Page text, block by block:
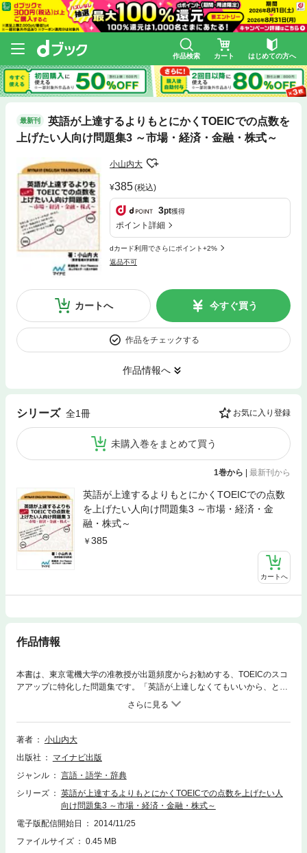
作品検索 カート はじめての方へ
最新刊
英語が上達するよりもとにかくTOEICでの点数を
上げたい人向け問題集3 ～市場・経済・金融・株式～
小山内大
385(税込)
3pt獲得
ポイント詳細
dカード利用でさらにポイント+2%
返品不可
カートへ 今すぐ買う
作品をチェックする
作品情報へ
シリーズ 全1冊 お気に入り登録
未購入巻をまとめて買う
1巻から 最新刊から
英語が上達するよりもとにかくTOEICでの点数
を上げたい人向け問題集3 ～市場・経済・金
融・株式～
385
カートへ
作品情報
本書は、東京電機大学の准教授が出題頻度からお勧めする、TOEICのスコ
アアップに特化した問題集です。「英語が上達しなくてもいいから、とに
かくTOEICの点数を上げたい」人に特化した問題集になっています。第三
巻では「市場・経済・金融・株式」の単語を取り上げています。本書は見
出しの単語50語と、その派生語・類義語などを合わせると180以上のイデ
ィオムや関連表現を効率的に学べるように構成しています。見出しの単語
語」「関連表現（コロケーションも含む）」「反意語」など、TOEIC受験
に必要かつ充分な情報も加えてあります。また「例文」には、ネイティブ
ト（アルファベット順）も掲載しました。単語リストをチェックするだけ
でも、派生語・類義語・関連表現・反意語など、エントリーの単語に必要
な周辺情報を一挙に押さえることができます。語彙力を高めるには、反復
練習が基本です。本書の巻末には定着度を確認する「スピードエクササイ
ズ」を掲載してあります。エクササイズとチェックリストで、しっかり語
著者
小山内大
出版社
マイナビ出版
ジャンル
言語・語学・辞典
シリーズ
英語が上達するよりもとにかくTOEICでの点数を上げたい人
向け問題集3 ～市場・経済・金融・株式～
電子版配信開始日
2014/11/25
ファイルサイズ
0.45 MB